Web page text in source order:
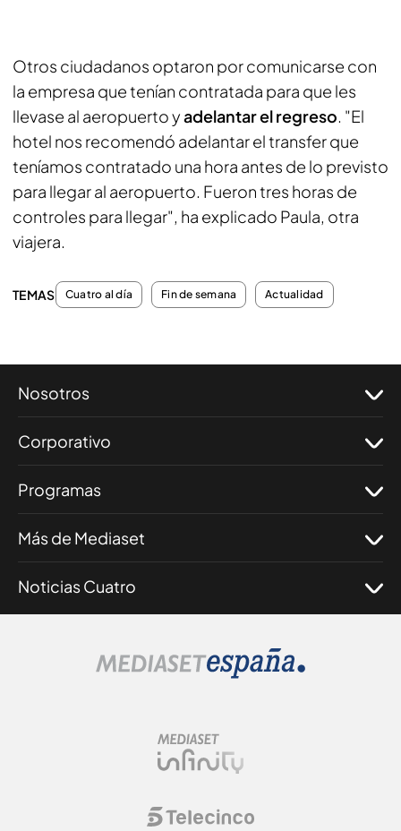
Otros ciudadanos optaron por comunicarse con
la empresa que tenían contratada para que les
llevase al aeropuerto yadelantar el regreso. "El
hotel nos recomendó adelantar el transfer que
teníamos contratado una hora antes de lo previsto
para llegar al aeropuerto. Fueron tres horas de
controles para llegar", ha explicado Paula, otra
viajera.
TEMAS Cuatro al día Fin de semana Actualidad
Nosotros
Corporativo
Programas
Más de Mediaset
Noticias Cuatro